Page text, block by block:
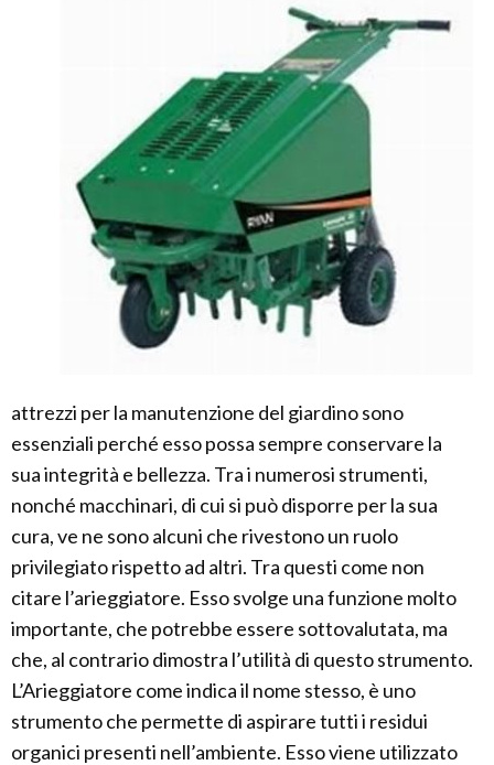
attrezzi per la manutenzione del giardino sono
essenziali perché esso possa sempre conservare la
sua integrità e bellezza. Tra i numerosi strumenti,
nonché macchinari, di cui si può disporre per la sua
cura, ve ne sono alcuni che rivestono un ruolo
privilegiato rispetto ad altri. Tra questi come non
citare l’arieggiatore. Esso svolge una funzione molto
importante, che potrebbe essere sottovalutata, ma
che, al contrario dimostra l’utilità di questo strumento.
L’Arieggiatore come indica il nome stesso, è uno
strumento che permette di aspirare tutti i residui
organici presenti nell’ambiente. Esso viene utilizzato